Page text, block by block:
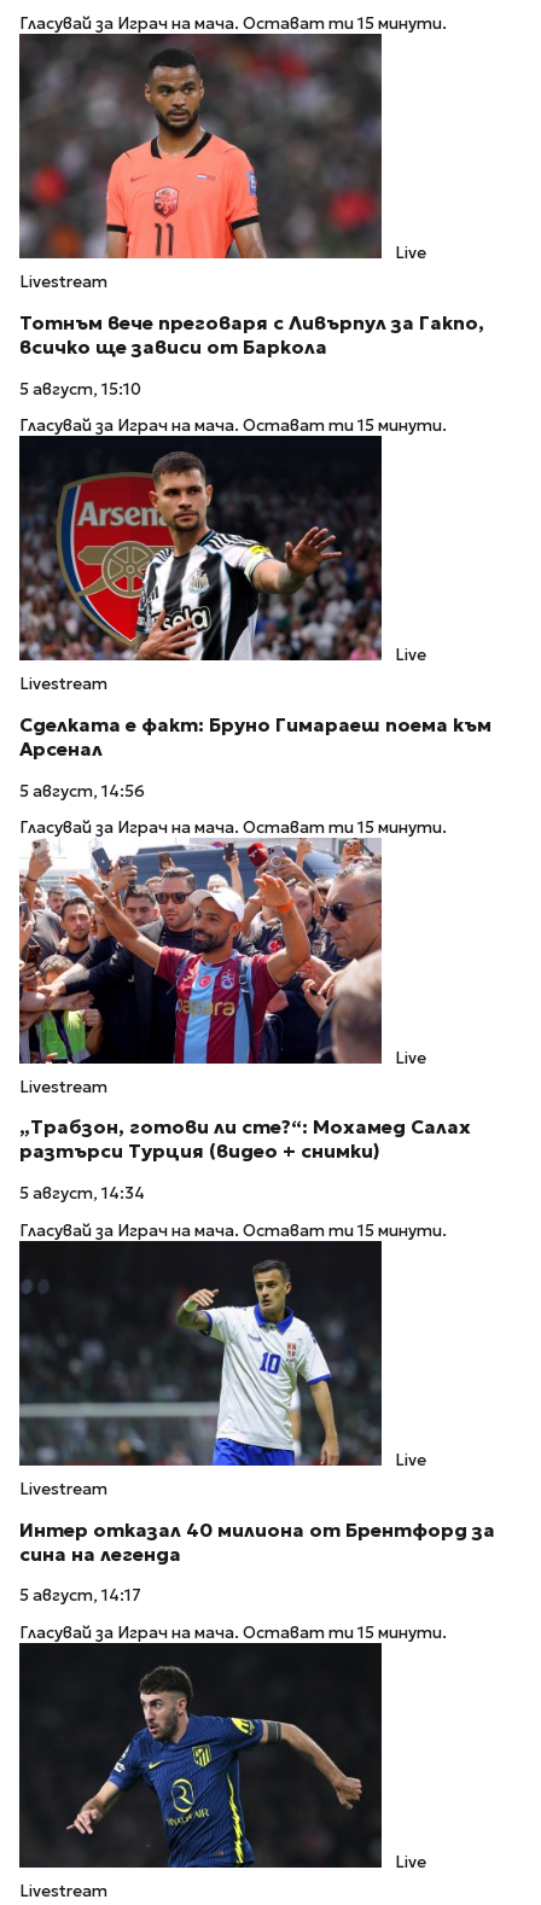
Гласувай за Играч на мача. Остават ти 15 минути.
Live
Livestream
Тотнъм вече преговаря с Ливърпул за Гакпо,
всичко ще зависи от Баркола
5 август, 15:10
Гласувай за Играч на мача. Остават ти 15 минути.
Live
Livestream
Сделката е факт: Бруно Гимараеш поема към
Арсенал
5 август, 14:56
Гласувай за Играч на мача. Остават ти 15 минути.
Live
Livestream
„Трабзон, готови ли сте?“: Мохамед Салах
разтърси Турция (видео + снимки)
5 август, 14:34
Гласувай за Играч на мача. Остават ти 15 минути.
Live
Livestream
Интер отказал 40 милиона от Брентфорд за
сина на легенда
5 август, 14:17
Гласувай за Играч на мача. Остават ти 15 минути.
Live
Livestream